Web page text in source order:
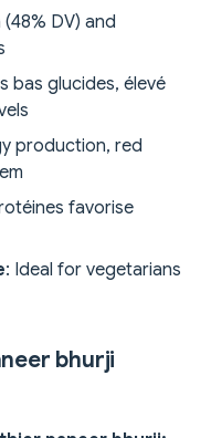
DV) and
bas glucides, élevé
production, red
favorise
: Ideal for vegetarians
bhurji